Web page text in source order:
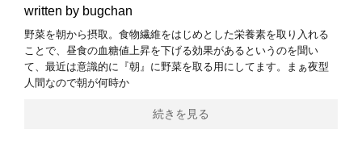
written by bugchan
野菜を朝から摂取。食物繊維をはじめとした栄養素を取り入れる
ことで、昼食の血糖値上昇を下げる効果があるというのを聞い
て、最近は意識的に『朝』に野菜を取る用にしてます。まぁ夜型
人間なので朝が何時か
続きを見る